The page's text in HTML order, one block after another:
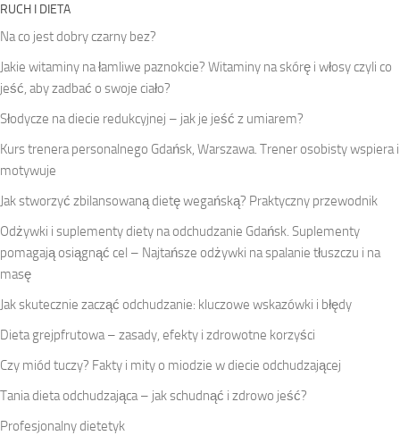
RUCH I DIETA
Na co jest dobry czarny bez?
Jakie witaminy na łamliwe paznokcie? Witaminy na skórę i włosy czyli co
jeść, aby zadbać o swoje ciało?
Słodycze na diecie redukcyjnej – jak je jeść z umiarem?
Kurs trenera personalnego Gdańsk, Warszawa. Trener osobisty wspiera i
motywuje
Jak stworzyć zbilansowaną dietę wegańską? Praktyczny przewodnik
Odżywki i suplementy diety na odchudzanie Gdańsk. Suplementy
pomagają osiągnąć cel – Najtańsze odżywki na spalanie tłuszczu i na
masę
Jak skutecznie zacząć odchudzanie: kluczowe wskazówki i błędy
Dieta grejpfrutowa – zasady, efekty i zdrowotne korzyści
Czy miód tuczy? Fakty i mity o miodzie w diecie odchudzającej
Tania dieta odchudzająca – jak schudnąć i zdrowo jeść?
Profesjonalny dietetyk